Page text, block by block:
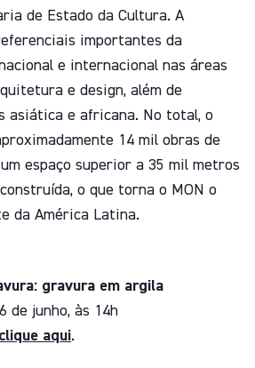
de Estado da Cultura. A
importantes da
e internacional nas áreas
e design, além de
asiática e africana. No total, o
14 mil obras de
espaço superior a 35 mil metros
o que torna o MON o
da América Latina.
gravura em argila
de junho, às 14h
clique aqui.